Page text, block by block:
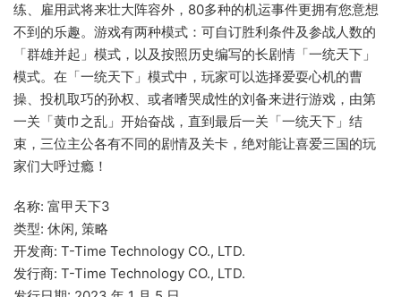
练、雇用武将来壮大阵容外，80多种的机运事件更拥有您意想
不到的乐趣。游戏有两种模式：可自订胜利条件及参战人数的
「群雄并起」模式，以及按照历史编写的长剧情「一统天下」
模式。在「一统天下」模式中，玩家可以选择爱耍心机的曹
操、投机取巧的孙权、或者嗜哭成性的刘备来进行游戏，由第
一关「黄巾之乱」开始奋战，直到最后一关「一统天下」结
束，三位主公各有不同的剧情及关卡，绝对能让喜爱三国的玩
家们大呼过瘾！
名称: 富甲天下3
类型: 休闲, 策略
开发商: T-Time Technology CO., LTD.
发行商: T-Time Technology CO., LTD.